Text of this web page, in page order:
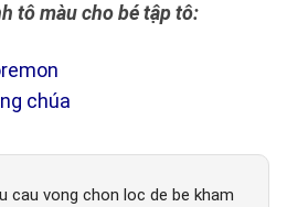
tô màu cho bé tập tô:
chúa
cau vong chon loc de be kham